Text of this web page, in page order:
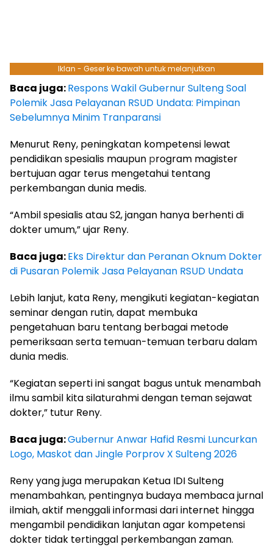
Iklan - Geser ke bawah untuk melanjutkan
Baca juga:Respons Wakil Gubernur Sulteng Soal
Polemik Jasa Pelayanan RSUD Undata: Pimpinan
Sebelumnya Minim Tranparansi
Menurut Reny, peningkatan kompetensi lewat
pendidikan spesialis maupun program magister
bertujuan agar terus mengetahui tentang
perkembangan dunia medis.
“Ambil spesialis atau S2, jangan hanya berhenti di
dokter umum,” ujar Reny.
Baca juga:Eks Direktur dan Peranan Oknum Dokter
di Pusaran Polemik Jasa Pelayanan RSUD Undata
Lebih lanjut, kata Reny, mengikuti kegiatan-kegiatan
seminar dengan rutin, dapat membuka
pengetahuan baru tentang berbagai metode
pemeriksaan serta temuan-temuan terbaru dalam
dunia medis.
“Kegiatan seperti ini sangat bagus untuk menambah
ilmu sambil kita silaturahmi dengan teman sejawat
dokter,” tutur Reny.
Baca juga:Gubernur Anwar Hafid Resmi Luncurkan
Logo, Maskot dan Jingle Porprov X Sulteng 2026
Reny yang juga merupakan Ketua IDI Sulteng
menambahkan, pentingnya budaya membaca jurnal
ilmiah, aktif menggali informasi dari internet hingga
mengambil pendidikan lanjutan agar kompetensi
dokter tidak tertinggal perkembangan zaman.